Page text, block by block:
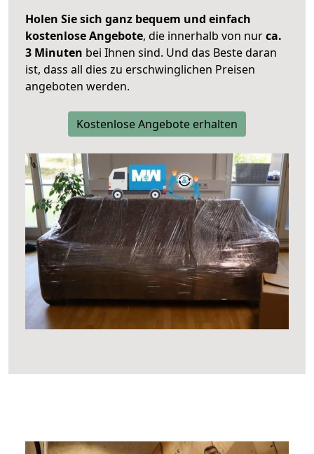
Holen Sie sich ganz bequem und einfach
kostenlose Angebote, die innerhalb von nurca.
3 Minuten bei Ihnen sind. Und das Beste daran
ist, dass all dies zu erschwinglichen Preisen
angeboten werden.
Kostenlose Angebote erhalten